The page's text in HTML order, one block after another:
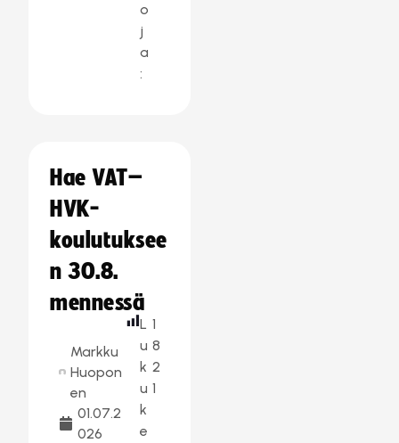
o
j
a
:
Hae VAT–
HVK-
koulutuksee
n 30.8.
mennessä
Markku
Huopon
en
01.07.2
026
L
u
k
u
k
e
1
8
2
1